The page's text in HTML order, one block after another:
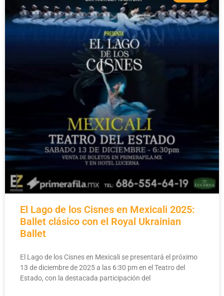
El Lago de los Cisnes en Mexicali 2025:
Ballet clásico con el Royal Ukrainian
Ballet
El Lago de los Cisnes en Mexicali se presentará el próximo
13 de diciembre de 2025 a las 6:30 pm en el Teatro del
Estado, con la destacada participación del